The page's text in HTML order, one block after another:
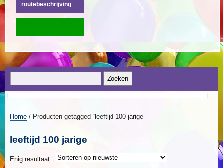
routebeschrijving
Home/ Producten getagged “leeftijd 100 jarige”
leeftijd 100 jarige
Enig resultaat